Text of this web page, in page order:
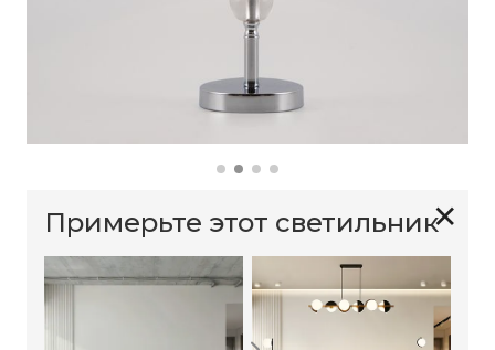
✕
Примерьте этот светильник